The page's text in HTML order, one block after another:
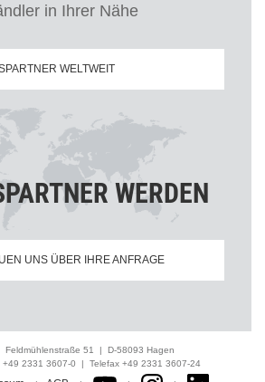
in Ihrer Nähe
WELTWEIT
WERDEN
UNS ÜBER IHRE ANFRAGE
Feldmühlenstraße 51 | D-58093 Hagen
+49 2331 3607-0 | Telefax +49 2331 3607-24